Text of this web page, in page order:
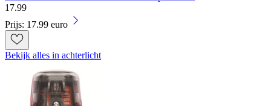
17.99
Prijs: 17.99 euro
Bekijk alles in achterlicht